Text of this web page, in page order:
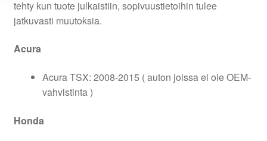
tehty kun tuote julkaistiin, sopivuustietoihin tulee
jatkuvasti muutoksia.
Acura
Acura TSX: 2008-2015 ( auton joissa ei ole OEM-
vahvistinta )
Honda